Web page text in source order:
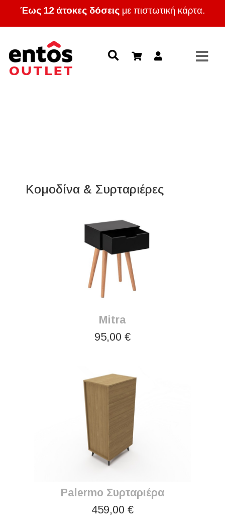
Έως 12 άτοκες δόσεις με πιστωτική κάρτα.
Κομοδίνα & Συρταριέρες
Mitra
95,00 €
Palermo Συρταριέρα
459,00 €